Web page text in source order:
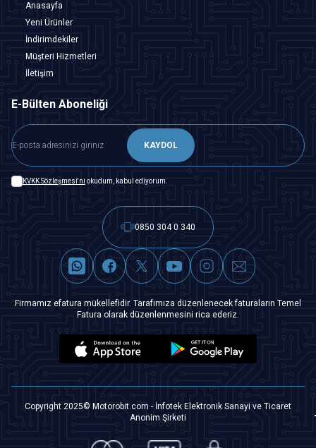
Anasayfa
Yeni Ürünler
İndirimdekiler
Müşteri Hizmetleri
İletişim
E-Bülten Aboneliği
KAYDOL
KVKK Sözleşmesi'ni okudum, kabul ediyorum.
0850 304 0 340
Firmamız efatura mükellefidir. Tarafımıza düzenlenecek faturaların Temel
Fatura olarak düzenlenmesini rica ederiz.
Copyright 2025© Motorobit.com - İnfotek Elektronik Sanayi ve Ticaret
Anonim Şirketi